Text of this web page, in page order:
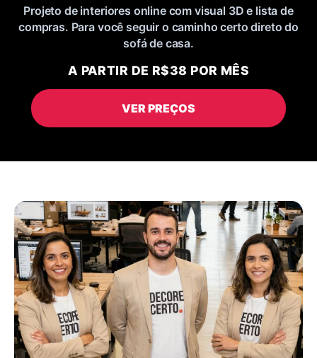
Projeto de interiores online com visual 3D e lista de
compras. Para você seguir o caminho certo direto do
sofá de casa.
A PARTIR DE R$38 POR MÊS
VER PREÇOS